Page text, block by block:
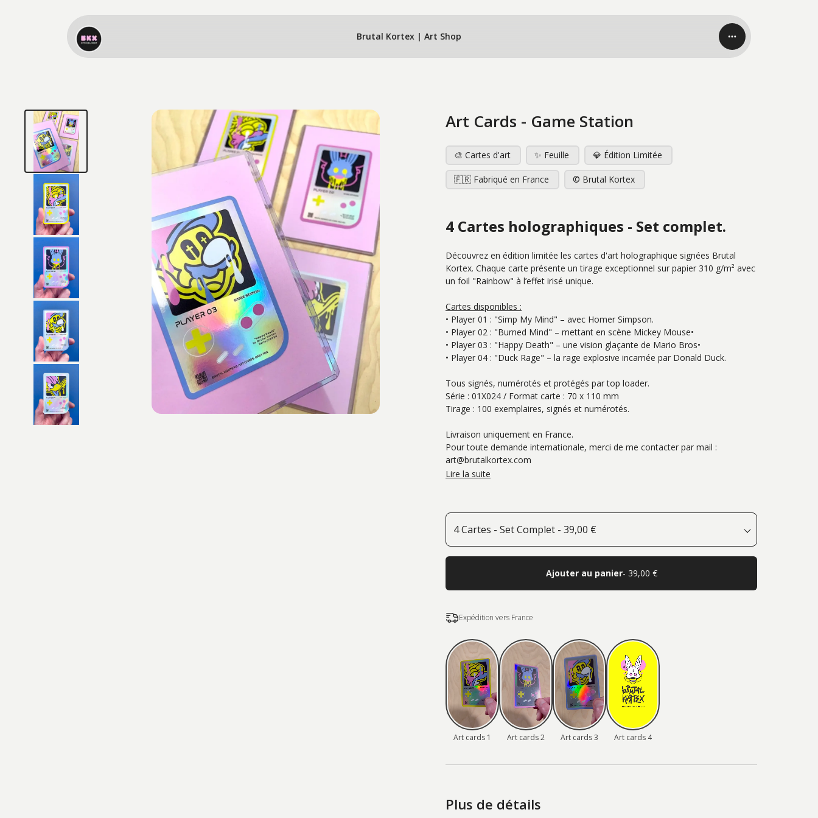
Brutal Kortex | Art Shop
Art Cards - Game Station
🎨 Cartes d'art ✨ Feuille 💎 Édition Limitée
🇫🇷 Fabriqué en France ©️ Brutal Kortex
4 Cartes holographiques - Set complet.
Découvrez en édition limitée les cartes d'art holographique signées Brutal
Kortex. Chaque carte présente un tirage exceptionnel sur papier 310 g/m² avec
un foil "Rainbow" à l’effet irisé unique.
Cartes disponibles :
• Player 01 : "Simp My Mind" – avec Homer Simpson.
• Player 02 : "Burned Mind" – mettant en scène Mickey Mouse•
• Player 03 : "Happy Death" – une vision glaçante de Mario Bros•
• Player 04 : "Duck Rage" – la rage explosive incarnée par Donald Duck.
Tous signés, numérotés et protégés par top loader.
Série : 01X024 / Format carte : 70 x 110 mm
Tirage : 100 exemplaires, signés et numérotés.
Livraison uniquement en France.
Pour toute demande internationale, merci de me contacter par mail :
art@brutalkortex.com
Lire la suite
Ajouter au panier- 39,00 €
Expédition vers France
Art cards 1 Art cards 2 Art cards 3 Art cards 4
Plus de détails